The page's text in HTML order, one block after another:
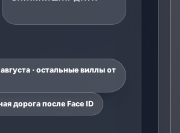
· остальные виллы от
дорога после Face ID